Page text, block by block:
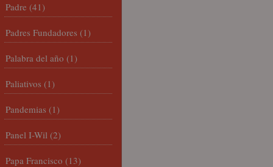
Padre (41)
Padres Fundadores (1)
Palabra del año (1)
Paliativos (1)
Pandemias (1)
Panel I-Wil (2)
Papa Francisco (13)